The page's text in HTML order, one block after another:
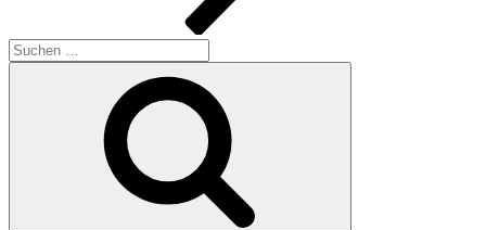
Suchen
nach: